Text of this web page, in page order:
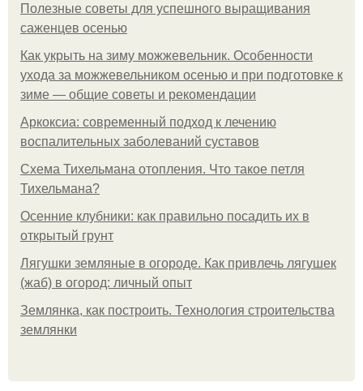
Полезные советы для успешного выращивания
саженцев осенью
Как укрыть на зиму можжевельник. Особенности
ухода за можжевельником осенью и при подготовке к
зиме — общие советы и рекомендации
Аркоксиа: современный подход к лечению
воспалительных заболеваний суставов
Схема Тихельмана отопления. Что такое петля
Тихельмана?
Осенние клубники: как правильно посадить их в
открытый грунт
Лягушки земляные в огороде. Как привлечь лягушек
(жаб) в огород: личный опыт
Землянка, как построить. Технология строительства
землянки